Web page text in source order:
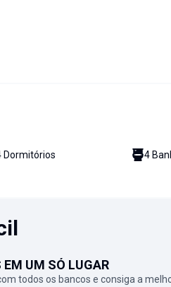
Dormitórios 4
UM SÓ LUGAR
todos os bancos e consiga a